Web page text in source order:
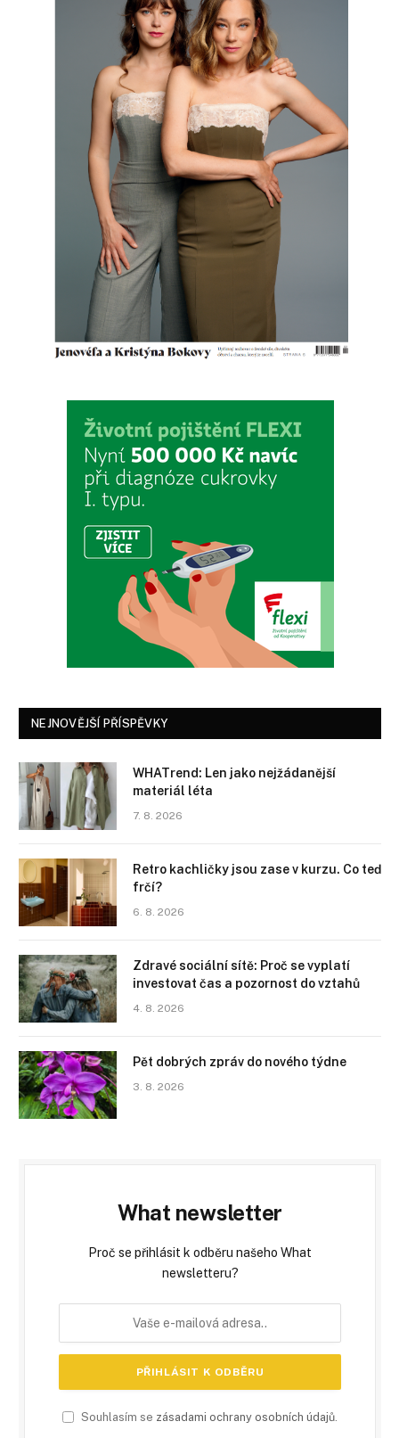
NEJNOVĚJŠÍ PŘÍSPĚVKY
WHATrend: Len jako nejžádanější
materiál léta
7. 8. 2026
Retro kachličky jsou zase v kurzu. Co teď
frčí?
6. 8. 2026
Zdravé sociální sítě: Proč se vyplatí
investovat čas a pozornost do vztahů
4. 8. 2026
Pět dobrých zpráv do nového týdne
3. 8. 2026
What newsletter
Proč se přihlásit k odběru našeho What
newsletteru?
Souhlasím se zásadami ochrany osobních údajů.